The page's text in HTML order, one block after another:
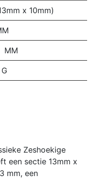
x 10mm)
MM
Zeshoekige
een sectie 13mm x
mm, een